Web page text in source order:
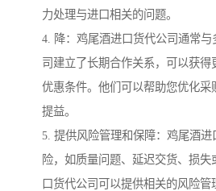
力处理与进口相关的问题。
4. 降：鸡尾酒进口货代公司通常
司建立了长期合作关系，可以获得
优惠条件。他们可以帮助您优化采
提益。
5. 提供风险管理和保障：鸡尾酒
险，如质量问题、延迟交货、损
口货代公司可以提供相关的风险